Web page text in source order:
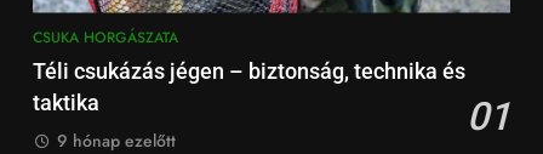
CSUKA HORGÁSZATA
Téli csukázás jégen – biztonság, technika és
taktika
01
9 hónap ezelőtt